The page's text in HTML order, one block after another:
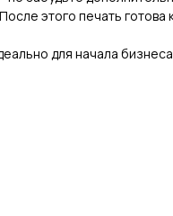
этого печать готова
для начала бизнеса